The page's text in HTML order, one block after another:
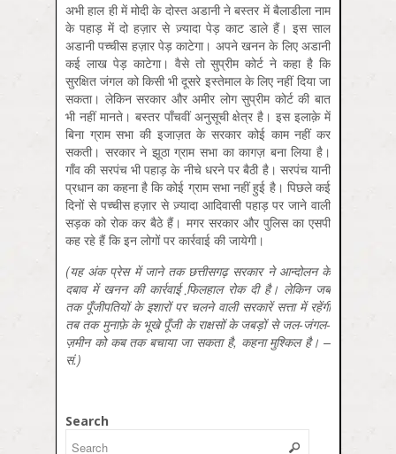
अभी हाल ही में मोदी के दोस्त अडानी ने बस्तर में बैलाडीला नाम
के पहाड़ में दो हज़ार से ज़्यादा पेड़ काट डाले हैं। इस साल
अडानी पच्चीस हज़ार पेड़ काटेगा। अपने खनन के लिए अडानी
कई लाख पेड़ काटेगा। वैसे तो सुप्रीम कोर्ट ने कहा है कि
सुरक्षित जंगल को किसी भी दूसरे इस्तेमाल के लिए नहीं दिया जा
सकता। लेकिन सरकार और अमीर लोग सुप्रीम कोर्ट की बात
भी नहीं मानते। बस्तर पाँचवीं अनुसूची क्षेत्र है। इस इलाक़े में
बिना ग्राम सभा की इजाज़त के सरकार कोई काम नहीं कर
सकती। सरकार ने झूठा ग्राम सभा का कागज़ बना लिया है।
गाँव की सरपंच भी पहाड़ के नीचे धरने पर बैठी है। सरपंच यानी
प्रधान का कहना है कि कोई ग्राम सभा नहीं हुई है। पिछले कई
दिनों से पच्चीस हज़ार से ज़्यादा आदिवासी पहाड़ पर जाने वाली
सड़क को रोक कर बैठे हैं। मगर सरकार और पुलिस का एसपी
कह रहे हैं कि इन लोगों पर कार्रवाई की जायेगी।
(यह अंक प्रेस में जाने तक छत्तीसगढ़ सरकार ने आन्दोलन के
दबाव में खनन की कार्रवाई फि़लहाल रोक दी है। लेकिन जब
तक पूँजीपतियों के इशारों पर चलने वाली सरकारें सत्ता में रहेंगी
तब तक मुनाफ़े के भूखे पूँजी के राक्षसों के जबड़ों से जल-जंगल-
ज़मीन को कब तक बचाया जा सकता है, कहना मुश्किल है। –
सं.)
Search